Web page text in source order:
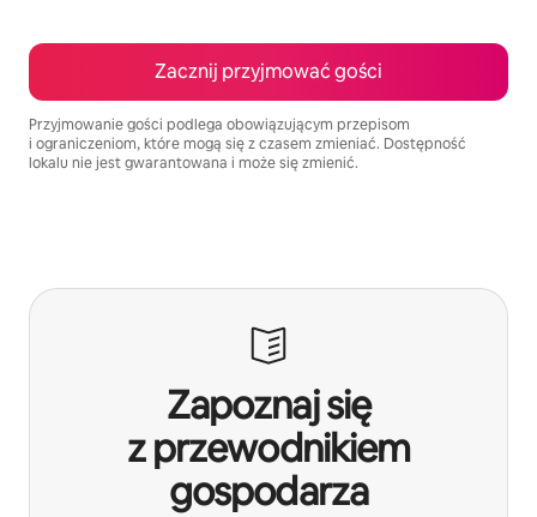
Zacznij przyjmować gości
Przyjmowanie gości podlega obowiązującym przepisom
i ograniczeniom, które mogą się z czasem zmieniać. Dostępność
lokalu nie jest gwarantowana i może się zmienić.
Zapoznaj się
z przewodnikiem
gospodarza